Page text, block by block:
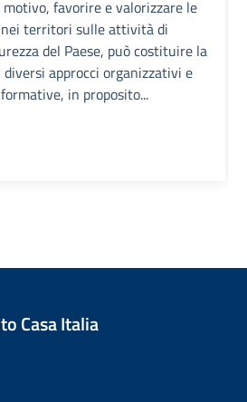
favorire e valorizzare le
territori sulle attività di
del Paese, può costituire la
diversi approcci organizzativi e
in proposito...
Casa Italia